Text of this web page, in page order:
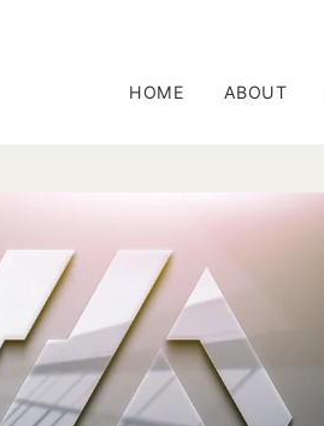
HOME ABOUT